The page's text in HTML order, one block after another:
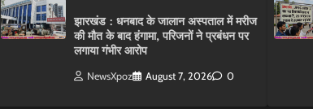
झारखंड : धनबाद के जालान अस्पताल में मरीज
की मौत के बाद हंगामा, परिजनों ने प्रबंधन पर
लगाया गंभीर आरोप
NewsXpoz August 7, 2026 0